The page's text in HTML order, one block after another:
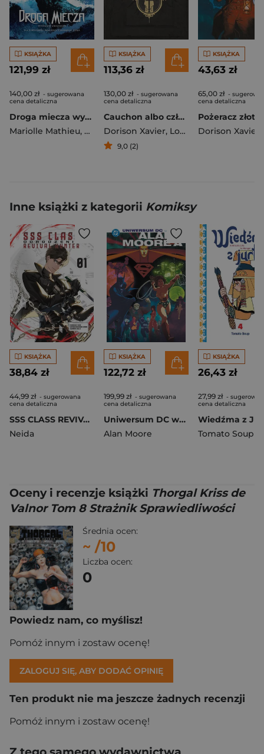
KSIĄŻKA
121,99 zł
140,00 zł - sugerowana
cena detaliczna
Droga miecza wyd. zbiorcze
Mariolle Mathieu, Ferniani Federico,Mikaël Bourgouin
KSIĄŻKA
113,36 zł
130,00 zł - sugerowana
cena detaliczna
Cauchon albo człowiek, który zabił Joannę d'Arc
Dorison Xavier, Louis-David Delahaye
9,0 (2)
KSIĄŻKA
43,63 zł
65,00 zł -
cena detaliczna
Dorison Xavier
Inne książki z kategorii Komiksy
KSIĄŻKA
38,84 zł
44,99 zł - sugerowana
cena detaliczna
SSS CLASS REVIVAL HUNTER. Tom 1
Neida
KSIĄŻKA
122,72 zł
199,99 zł - sugerowana
cena detaliczna
Uniwersum DC według Alana Moore'a. DC Deluxe
Alan Moore
KSIĄŻKA
26,43 zł
27,99 zł -
cena detaliczna
Tomato Soup
Oceny i recenzje książki Thorgal Kriss de
Valnor Tom 8 Strażnik Sprawiedliwości
Średnia ocen:
~ /10
Liczba ocen:
0
Powiedz nam, co myślisz!
Pomóż innym i zostaw ocenę!
ZALOGUJ SIĘ, ABY DODAĆ OPINIĘ
Ten produkt nie ma jeszcze żadnych recenzji
Pomóż innym i zostaw ocenę!